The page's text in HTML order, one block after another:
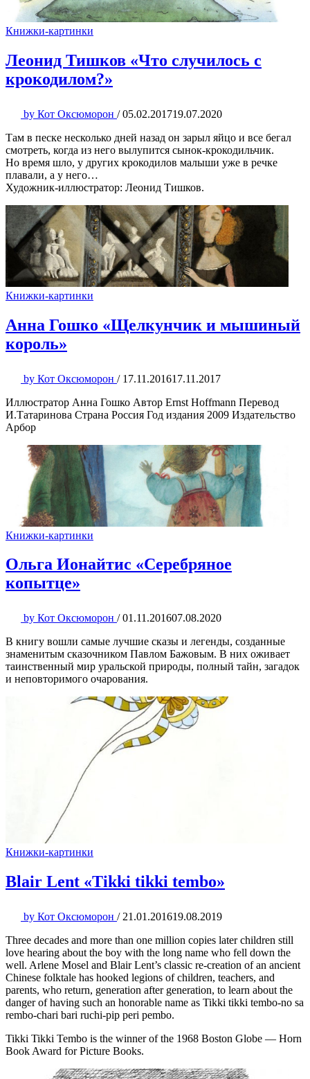
Книжки-картинки
Леонид Тишков «Что случилось с
крокодилом?»
by Кот Оксюморон / 05.02.201719.07.2020
Там в песке несколько дней назад он зарыл яйцо и все бегал
смотреть, когда из него вылупится сынок-крокодильчик.
Но время шло, у других крокодилов малыши уже в речке
плавали, а у него…
Художник-иллюстратор: Леонид Тишков.
Книжки-картинки
Анна Гошко «Щелкунчик и мышиный
король»
by Кот Оксюморон / 17.11.201617.11.2017
Иллюстратор Анна Гошко Автор Ernst Hoffmann Перевод
И.Татаринова Страна Россия Год издания 2009 Издательство
Арбор
Книжки-картинки
Ольга Ионайтис «Серебряное
копытце»
by Кот Оксюморон / 01.11.201607.08.2020
В книгу вошли самые лучшие сказы и легенды, созданные
знаменитым сказочником Павлом Бажовым. В них оживает
таинственный мир уральской природы, полный тайн, загадок
и неповторимого очарования.
Книжки-картинки
Blair Lent «Tikki tikki tembo»
by Кот Оксюморон / 21.01.201619.08.2019
Three decades and more than one million copies later children still
love hearing about the boy with the long name who fell down the
well. Arlene Mosel and Blair Lent’s classic re-creation of an ancient
Chinese folktale has hooked legions of children, teachers, and
parents, who return, generation after generation, to learn about the
danger of having such an honorable name as Tikki tikki tembo-no sa
rembo-chari bari ruchi-pip peri pembo.
Tikki Tikki Tembo is the winner of the 1968 Boston Globe — Horn
Book Award for Picture Books.